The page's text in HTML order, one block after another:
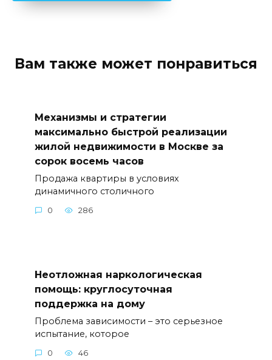
Вам также может понравиться
Механизмы и стратегии
максимально быстрой реализации
жилой недвижимости в Москве за
сорок восемь часов
Продажа квартиры в условиях
динамичного столичного
0 286
Неотложная наркологическая
помощь: круглосуточная
поддержка на дому
Проблема зависимости – это серьезное
испытание, которое
0 46